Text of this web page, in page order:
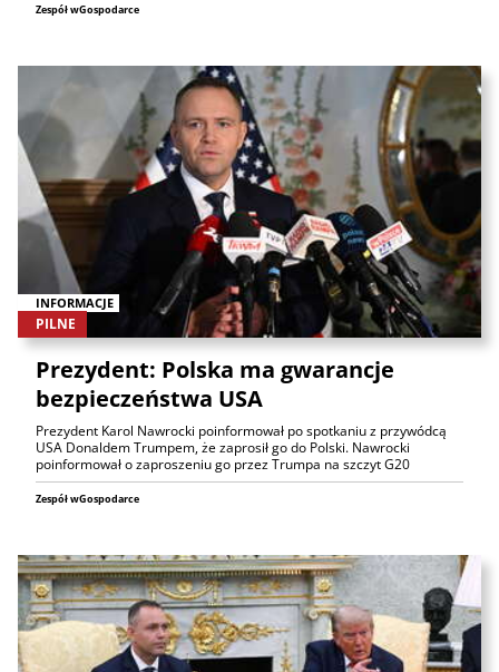
Zespół wGospodarce
INFORMACJE
PILNE
Prezydent: Polska ma gwarancje
bezpieczeństwa USA
Prezydent Karol Nawrocki poinformował po spotkaniu z przywódcą
USA Donaldem Trumpem, że zaprosił go do Polski. Nawrocki
poinformował o zaproszeniu go przez Trumpa na szczyt G20
Zespół wGospodarce